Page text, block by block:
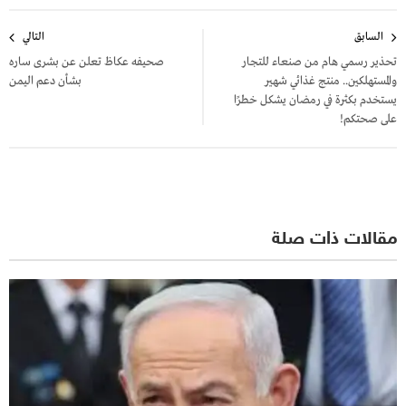
المقالات
السابق
تحذير رسمي هام من صنعاء للتجار
والمستهلكين.. منتج غذائي شهير
يستخدم بكثرة في رمضان يشكل خطرًا
على صحتكم!
التالي
صحيفه عكاظ تعلن عن بشرى ساره
بشأن دعم اليمن
مقالات ذات صلة